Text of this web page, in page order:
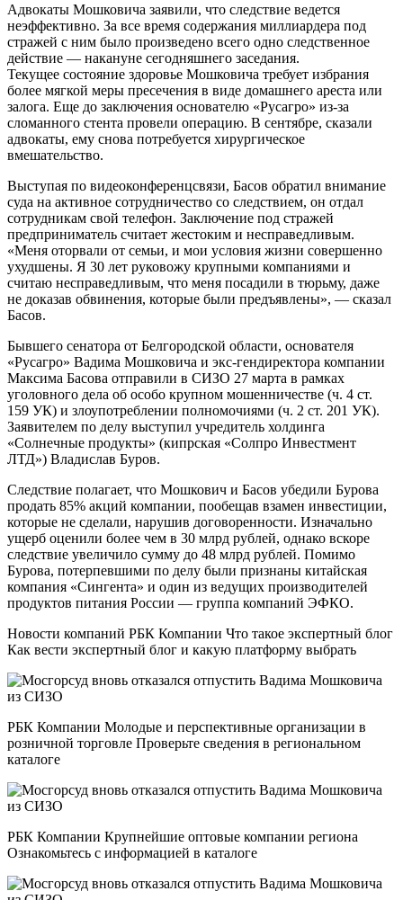
Адвокаты Мошковича заявили, что следствие ведется
неэффективно. За все время содержания миллиардера под
стражей с ним было произведено всего одно следственное
действие — накануне сегодняшнего заседания.
Текущее состояние здоровье Мошковича требует избрания
более мягкой меры пресечения в виде домашнего ареста или
залога. Еще до заключения основателю «Русагро» из-за
сломанного стента провели операцию. В сентябре, сказали
адвокаты, ему снова потребуется хирургическое
вмешательство.
Выступая по видеоконференцсвязи, Басов обратил внимание
суда на активное сотрудничество со следствием, он отдал
сотрудникам свой телефон. Заключение под стражей
предприниматель считает жестоким и несправедливым.
«Меня оторвали от семьи, и мои условия жизни совершенно
ухудшены. Я 30 лет руковожу крупными компаниями и
считаю несправедливым, что меня посадили в тюрьму, даже
не доказав обвинения, которые были предъявлены», — сказал
Басов.
Бывшего сенатора от Белгородской области, основателя
«Русагро» Вадима Мошковича и экс-гендиректора компании
Максима Басова отправили в СИЗО 27 марта в рамках
уголовного дела об особо крупном мошенничестве (ч. 4 ст.
159 УК) и злоупотреблении полномочиями (ч. 2 ст. 201 УК).
Заявителем по делу выступил учредитель холдинга
«Солнечные продукты» (кипрская «Солпро Инвестмент
ЛТД») Владислав Буров.
Следствие полагает, что Мошкович и Басов убедили Бурова
продать 85% акций компании, пообещав взамен инвестиции,
которые не сделали, нарушив договоренности. Изначально
ущерб оценили более чем в 30 млрд рублей, однако вскоре
следствие увеличило сумму до 48 млрд рублей. Помимо
Бурова, потерпевшими по делу были признаны китайская
компания «Сингента» и один из ведущих производителей
продуктов питания России — группа компаний ЭФКО.
Новости компаний РБК Компании Что такое экспертный блог
Как вести экспертный блог и какую платформу выбрать
РБК Компании Молодые и перспективные организации в
розничной торговле Проверьте сведения в региональном
каталоге
РБК Компании Крупнейшие оптовые компании региона
Ознакомьтесь с информацией в каталоге